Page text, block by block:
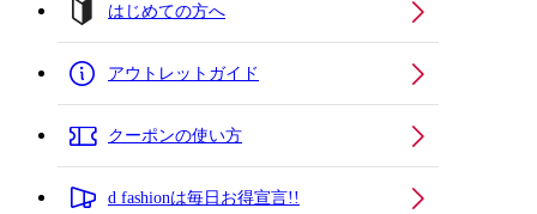
はじめての方へ
アウトレットガイド
クーポンの使い方
d fashionは毎日お得宣言!!